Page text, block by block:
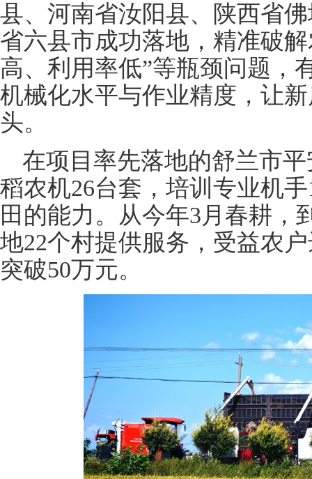
县、河南省汝阳县、陕西省
省六县市成功落地，精准破
高、利用率低”等瓶颈问题，
机械化水平与作业精度，让
头。
在项目率先落地的舒兰市
稻农机26台套，培训专业机
田的能力。从今年3月春耕，
地22个村提供服务，受益农
突破50万元。